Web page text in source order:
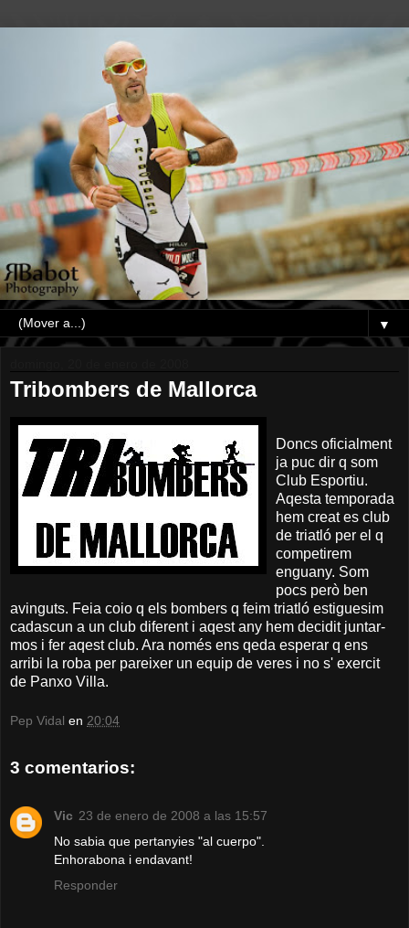
▼
Tribombers de Mallorca
Doncs oficialment
ja puc dir q som
Club Esportiu.
Aqesta temporada
hem creat es club
de triatló per el q
competirem
enguany. Som
pocs però ben
avinguts. Feia coio q els bombers q feim triatló estiguesim
cadascun a un club diferent i aqest any hem decidit juntar-
mos i fer aqest club. Ara només ens qeda esperar q ens
arribi la roba per pareixer un equip de veres i no s' exercit
de Panxo Villa.
Pep Vidal en 20:04
3 comentarios:
Vic 23 de enero de 2008 a las 15:57
No sabia que pertanyies "al cuerpo".
Enhorabona i endavant!
Responder